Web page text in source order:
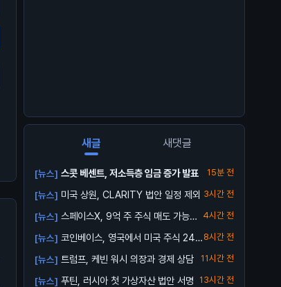
새글 새댓글
[뉴스] 스콧 베센트, 저소득층 임금 증가 발표 15분 전
[뉴스] 미국 상원, CLARITY 법안 일정 제외 3시간 전
[뉴스] 스페이스X, 9억 주 주식 매도 가능해
4시간 전
[뉴스] 코인베이스, 영국에서 미국 주식 24/
5 거래...
8시간 전
[뉴스] 트럼프, 케빈 워시 의장과 경제 상담 11시간 전
[뉴스] 푸틴, 러시아 첫 가상자산 법안 서명 13시간 전